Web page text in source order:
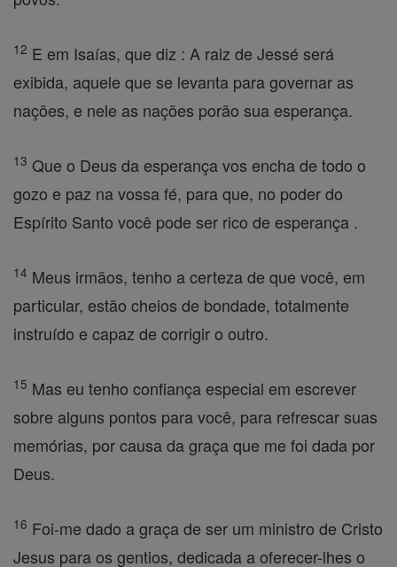
12 E em Isaías, que diz : A raiz de Jessé será
exibida, aquele que se levanta para governar as
nações, e nele as nações porão sua esperança.
13 Que o Deus da esperança vos encha de todo o
gozo e paz na vossa fé, para que, no poder do
Espírito Santo você pode ser rico de esperança .
14 Meus irmãos, tenho a certeza de que você, em
particular, estão cheios de bondade, totalmente
instruído e capaz de corrigir o outro.
15 Mas eu tenho confiança especial em escrever
sobre alguns pontos para você, para refrescar suas
memórias, por causa da graça que me foi dada por
Deus.
16 Foi-me dado a graça de ser um ministro de Cristo
Jesus para os gentios, dedicada a oferecer-lhes o